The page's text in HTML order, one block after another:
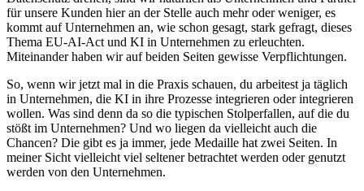
für unsere Kunden hier an der Stelle auch mehr oder weniger, es
kommt auf Unternehmen an, wie schon gesagt, stark gefragt, dieses
Thema EU-AI-Act und KI in Unternehmen zu erleuchten.
Miteinander haben wir auf beiden Seiten gewisse Verpflichtungen.
So, wenn wir jetzt mal in die Praxis schauen, du arbeitest ja täglich
in Unternehmen, die KI in ihre Prozesse integrieren oder integrieren
wollen. Was sind denn da so die typischen Stolperfallen, auf die du
stößt im Unternehmen? Und wo liegen da vielleicht auch die
Chancen? Die gibt es ja immer, jede Medaille hat zwei Seiten. In
meiner Sicht vielleicht viel seltener betrachtet werden oder genutzt
werden von den Unternehmen.